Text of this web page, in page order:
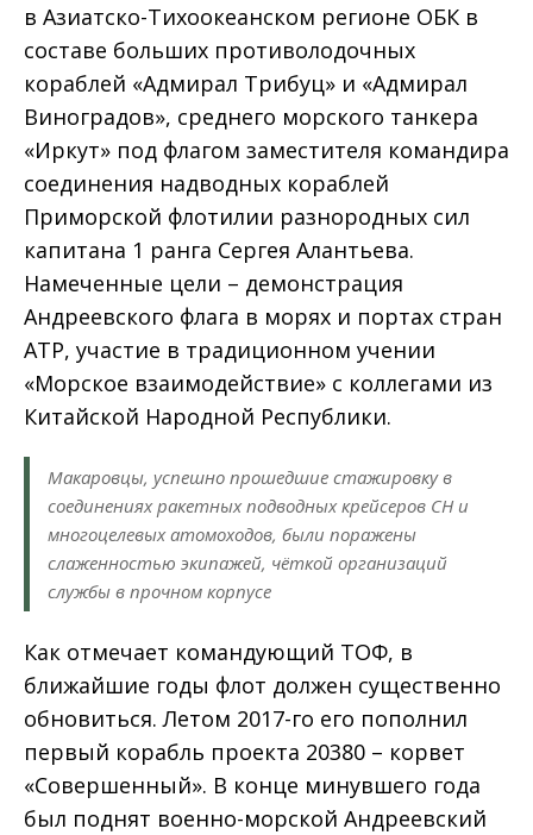
в Азиатско-Тихоокеанском регионе ОБК в
составе больших противолодочных
кораблей «Адмирал Трибуц» и «Адмирал
Виноградов», среднего морского танкера
«Иркут» под флагом заместителя командира
соединения надводных кораблей
Приморской флотилии разнородных сил
капитана 1 ранга Сергея Алантьева.
Намеченные цели – демонстрация
Андреевского флага в морях и портах стран
АТР, участие в традиционном учении
«Морское взаимодействие» с коллегами из
Китайской Народной Республики.
Макаровцы, успешно прошедшие стажировку в
соединениях ракетных подводных крейсеров СН и
многоцелевых атомоходов, были поражены
слаженностью экипажей, чёткой организаций
службы в прочном корпусе
Как отмечает командующий ТОФ, в
ближайшие годы флот должен существенно
обновиться. Летом 2017-го его пополнил
первый корабль проекта 20380 – корвет
«Совершенный». В конце минувшего года
был поднят военно-морской Андреевский